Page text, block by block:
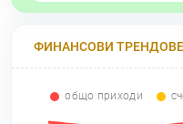
ФИНАНСОВИ ТРЕНДОВЕ
общо приходи